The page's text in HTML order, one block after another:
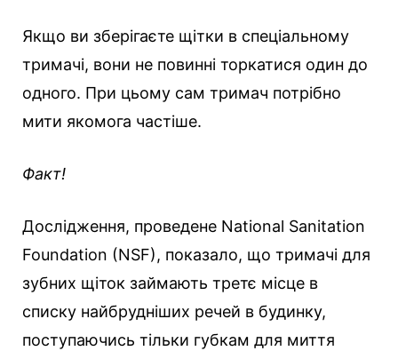
Якщо ви зберігаєте щітки в спеціальному
тримачі, вони не повинні торкатися один до
одного. При цьому сам тримач потрібно
мити якомога частіше.
Факт!
Дослідження, проведене National Sanitation
Foundation (NSF), показало, що тримачі для
зубних щіток займають третє місце в
списку найбрудніших речей в будинку,
поступаючись тільки губкам для миття